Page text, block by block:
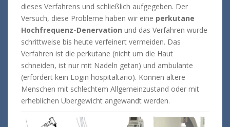
dieses Verfahrens und schließlich aufgegeben. Der
Versuch, diese Probleme haben wir eine perkutane
Hochfrequenz-Denervation und das Verfahren wurde
schrittweise bis heute verfeinert vermeiden. Das
Verfahren ist die perkutane (nicht um die Haut
schneiden, ist nur mit Nadeln getan) und ambulante
(erfordert kein Login hospitaltario). Können ältere
Menschen mit schlechtem Allgemeinzustand oder mit
erheblichen Übergewicht angewandt werden.